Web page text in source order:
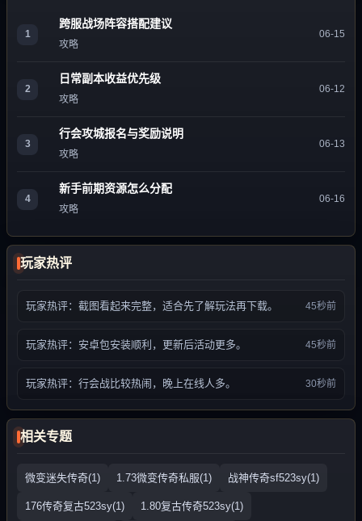
1
跨服战场阵容搭配建议
攻略
06-15
2
日常副本收益优先级
攻略
06-12
3
行会攻城报名与奖励说明
攻略
06-13
4
新手前期资源怎么分配
攻略
06-16
玩家热评
玩家热评：截图看起来完整，适合先了解玩法再下载。 45秒前
玩家热评：安卓包安装顺利，更新后活动更多。 45秒前
玩家热评：行会战比较热闹，晚上在线人多。 30秒前
相关专题
微变迷失传奇(1) 1.73微变传奇私服(1) 战神传奇sf523sy(1)
176传奇复古523sy(1) 1.80复古传奇523sy(1)